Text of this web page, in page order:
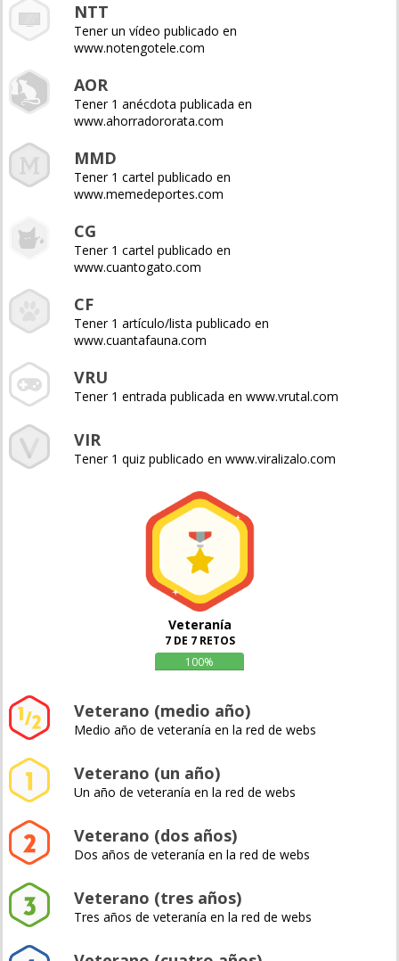
NTT
Tener un vídeo publicado en
www.notengotele.com
AOR
Tener 1 anécdota publicada en
www.ahorradororata.com
MMD
Tener 1 cartel publicado en
www.memedeportes.com
CG
Tener 1 cartel publicado en
www.cuantogato.com
CF
Tener 1 artículo/lista publicado en
www.cuantafauna.com
VRU
Tener 1 entrada publicada en www.vrutal.com
VIR
Tener 1 quiz publicado en www.viralizalo.com
Veteranía
7 DE 7 RETOS
100%
Veterano (medio año)
Medio año de veteranía en la red de webs
Veterano (un año)
Un año de veteranía en la red de webs
Veterano (dos años)
Dos años de veteranía en la red de webs
Veterano (tres años)
Tres años de veteranía en la red de webs